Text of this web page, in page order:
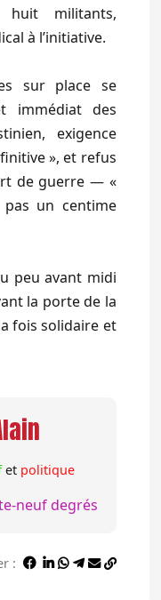
huit militants,
à l’initiative.
sur place se
immédiat des
exigence
», et refus
de guerre — «
un centime
peu avant midi
la porte de la
fois solidaire et
etpolitique
neuf degrés
: